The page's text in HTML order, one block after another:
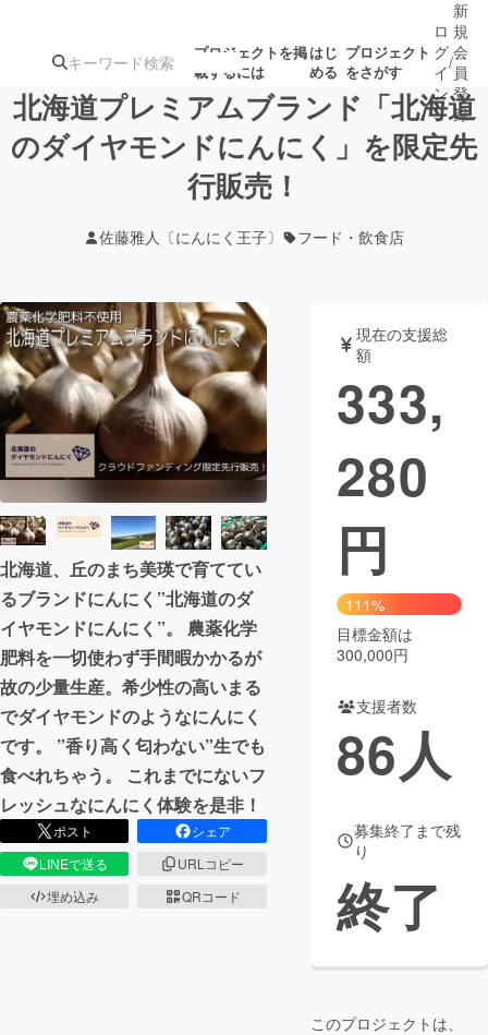
プロジェクトを掲
載するには
はじ
める
プロジェクト
をさがす
注目の新着プロ募集終了が近いプ
テクノロジー・ガジェット
映像・映画 書籍・雑誌
ビジネス・起業 チャレンジ
まちづくり・地域活性化
CAMPFIRE for Social Good
CAMPFIRE Creation
CAMPFIREふるさと納税machi-ya コミュニティ
ロ
グ
イ
ン
/
新
規
会
員
登
録
北海道プレミアムブランド「北海道
のダイヤモンドにんにく」を限定先
行販売！
佐藤雅人〔にんにく王子〕 フード・飲食店
北海道、丘のまち美瑛で育ててい
るブランドにんにく”北海道のダ
イヤモンドにんにく”。 農薬化学
肥料を一切使わず手間暇かかるが
故の少量生産。希少性の高いまる
でダイヤモンドのようなにんにく
です。 ”香り高く匂わない”生でも
食べれちゃう。 これまでにないフ
レッシュなにんにく体験を是非！
ポスト
シェア
LINEで送る
URLコピー
埋め込み
QRコード
現在の支援総
額
333,
280
円
111%
目標金額は
300,000円
支援者数
86人
募集終了まで残
り
終了
このプロジェクトは、